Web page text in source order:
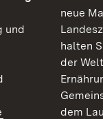
und
neuem Fenster)
(Öffnet in neuem
neue
halten
der
dem